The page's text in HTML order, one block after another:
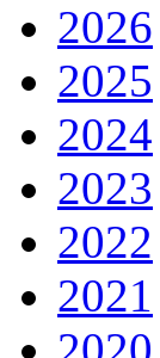
2026
2025
2024
2023
2022
2021